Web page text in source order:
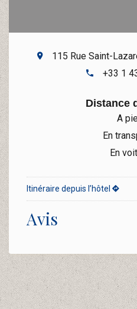
115 Rue Saint-
+33 1
Distance
A
En
En
Itinéraire depuis l’hôtel
Avis